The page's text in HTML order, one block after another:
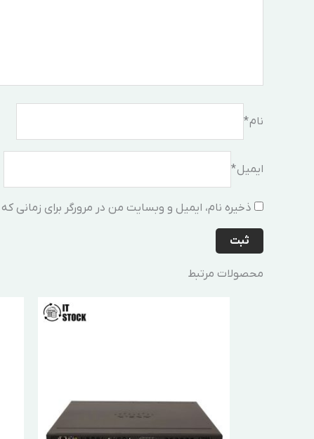
نام*
ایمیل*
ذخیره نام، ایمیل و وبسایت من در مرورگر برای زمانی
محصولات مرتبط